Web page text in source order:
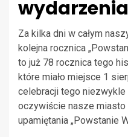
wydarzenia
Za kilka dni w całym
kolejna rocznica
to już 78 rocznica tego
które miało miejsce 1
celebracji tego niezwykle
oczywiście nasze miasto
upamiętania „Powstanie